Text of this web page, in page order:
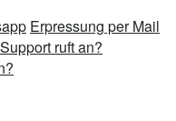
Erpressung per Mail
ruft an?